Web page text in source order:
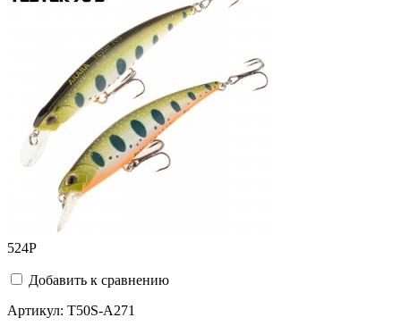
524Р
Добавить к сравнению
Артикул: T50S-A271